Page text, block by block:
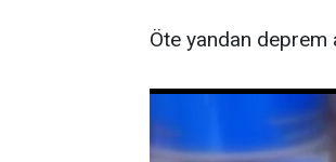
Öte yandan deprem